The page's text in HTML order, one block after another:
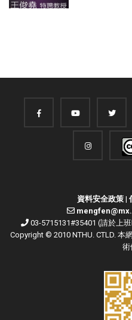
資料安全政策|
03-5715131#35401 (請於上
Copyright © 2010 NTHU. CTLD. 本
術